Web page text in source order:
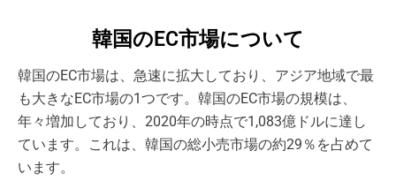
韓国のEC市場について
韓国のEC市場は、急速に拡大しており、アジア地域で最
も大きなEC市場の1つです。韓国のEC市場の規模は、
年々増加しており、2020年の時点で1,083億ドルに達し
ています。これは、韓国の総小売市場の約29％を占めて
います。